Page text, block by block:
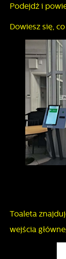
Podejdź i
Dowiesz się,
Toaleta
wejścia